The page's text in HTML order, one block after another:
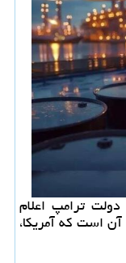
ترامپ اعلام
است که آمریکا،